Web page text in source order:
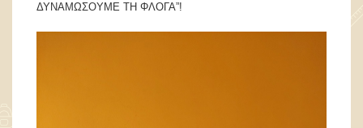
ΔΥΝΑΜΩΣΟΥΜΕ ΤΗ ΦΛΟΓΑ”!